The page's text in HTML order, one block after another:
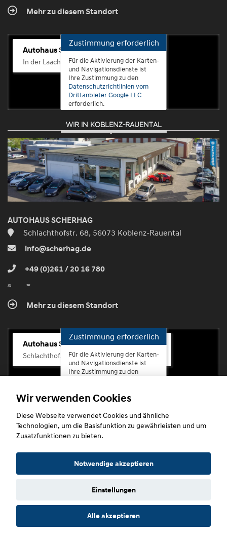
Mehr zu diesem Standort
Autohaus Scherhag
In der Laach 76, 56072 Koblenz-Güls
Zustimmung erforderlich
Für die Aktivierung der Karten-
und Navigationsdienste ist
Ihre Zustimmung zu den
Datenschutzrichtlinien vom
Drittanbieter Google LLC
erforderlich.
Zustimmen
und
aktivieren
WIR IN KOBLENZ-RAUENTAL
AUTOHAUS SCHERHAG
Schlachthofstr. 68, 56073 Koblenz-Rauental
info@scherhag.de
+49 (0)261 / 20 16 780
Mehr zu diesem Standort
Autohaus Scherhag
Schlachthofstr. 68, 56073 Koblenz-Rauental
Zustimmung erforderlich
Für die Aktivierung der Karten-
und Navigationsdienste ist
Ihre Zustimmung zu den
erforderlich.
Zustimmen
Copyright © 2026. Autohaus Scherhag
Datenschutz Impressum
Wir verwenden Cookies
Diese Webseite verwendet Cookies und ähnliche
Technologien, um die Basisfunktion zu gewährleisten und um
Zusatzfunktionen zu bieten.
Notwendige akzeptieren
Einstellungen
Alle akzeptieren